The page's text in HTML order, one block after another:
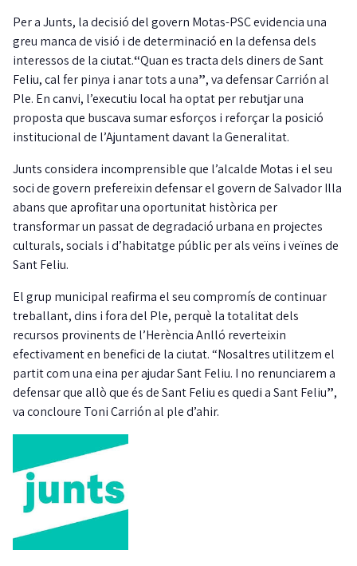
Per a Junts, la decisió del govern Motas-PSC evidencia una
greu manca de visió i de determinació en la defensa dels
interessos de la ciutat.“Quan es tracta dels diners de Sant
Feliu, cal fer pinya i anar tots a una”, va defensar Carrión al
Ple. En canvi, l’executiu local ha optat per rebutjar una
proposta que buscava sumar esforços i reforçar la posició
institucional de l’Ajuntament davant la Generalitat.
Junts considera incomprensible que l’alcalde Motas i el seu
soci de govern prefereixin defensar el govern de Salvador Illa
abans que aprofitar una oportunitat històrica per
transformar un passat de degradació urbana en projectes
culturals, socials i d’habitatge públic per als veïns i veïnes de
Sant Feliu.
El grup municipal reafirma el seu compromís de continuar
treballant, dins i fora del Ple, perquè la totalitat dels
recursos provinents de l’Herència Anlló reverteixin
efectivament en benefici de la ciutat. “Nosaltres utilitzem el
partit com una eina per ajudar Sant Feliu. I no renunciarem a
defensar que allò que és de Sant Feliu es quedi a Sant Feliu”,
va concloure Toni Carrión al ple d’ahir.